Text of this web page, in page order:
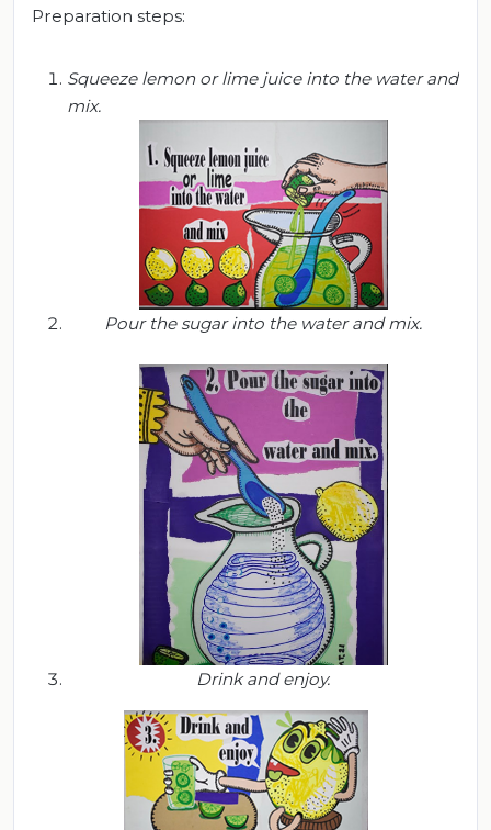
Preparation steps:
Squeeze lemon or lime juice into the water and
mix.
Pour the sugar into the water and mix.
Drinkandenjoy.